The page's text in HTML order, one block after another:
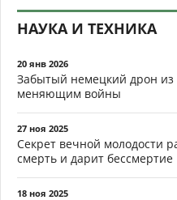
НАУКА И ТЕХНИКА
20 янв 2026
Забытый немецкий дрон из
меняющим войны
27 ноя 2025
Секрет вечной молодости
смерть и дарит бессмертие
18 ноя 2025